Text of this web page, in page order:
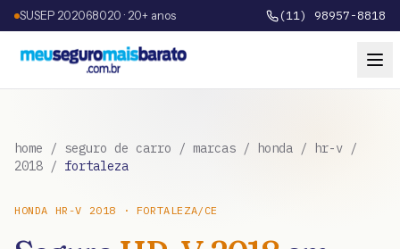
SUSEP 202068020 · 20+ anos (11) 98957-8818
home / seguro de carro / marcas / honda / hr-v /
2018 / fortaleza
HONDA HR-V 2018 · FORTALEZA/ CE